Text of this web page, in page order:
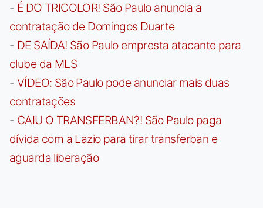
- É DO TRICOLOR! São Paulo anuncia a
contratação de Domingos Duarte
- DE SAÍDA! São Paulo empresta atacante para
clube da MLS
- VÍDEO: São Paulo pode anunciar mais duas
contratações
- CAIU O TRANSFERBAN?! São Paulo paga
dívida com a Lazio para tirar transferban e
aguarda liberação